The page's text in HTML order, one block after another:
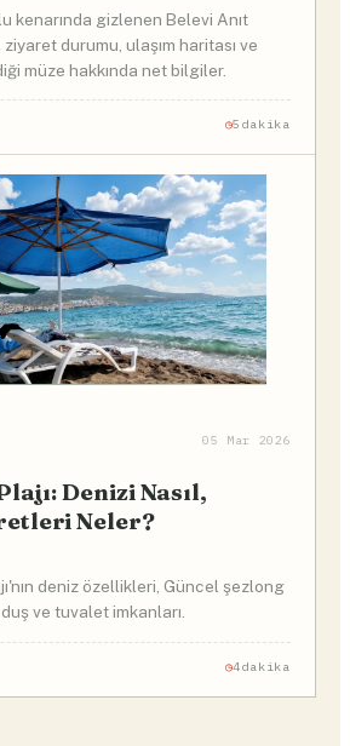
kenarında gizlenen Belevi Anıt
ziyaret durumu, ulaşım haritası ve
müze hakkında net bilgiler.
5dakika
05 Mar 2026
Denizi Nasıl,
Neler?
deniz özellikleri, Güncel şezlong
ve tuvalet imkanları.
4dakika